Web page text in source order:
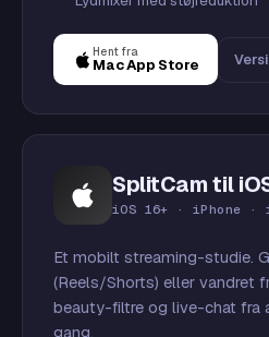
Hent fra
Mac App Store
SplitCam til
iOS 16+ · iPhone ·
Et mobilt streaming-studie.
(Reels/Shorts) eller vandret
beauty-filtre og live-chat fra
gang.